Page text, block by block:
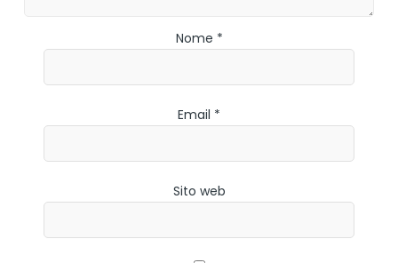
Nome *
Email *
Sito web